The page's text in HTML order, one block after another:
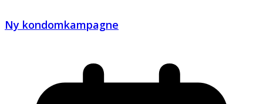
Ny kondomkampagne